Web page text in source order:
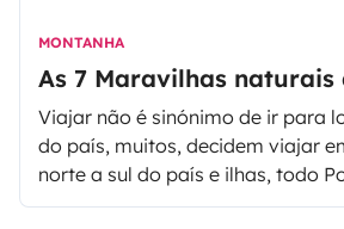
MONTANHA
As 7 Maravilhas
Viajar não é sinónimo de ir para
do país, muitos, decidem viajar
norte a sul do país e ilhas, todo
encanto. Do litoral até zonas